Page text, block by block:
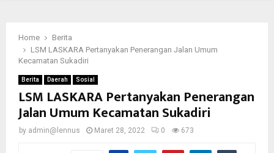
Home
Berita
LSM LASKARA Pertanyakan Penerangan Jalan Umum
Kecamatan Sukadiri
Berita Daerah Sosial
LSM LASKARA Pertanyakan Penerangan
Jalan Umum Kecamatan Sukadiri
by admin@lennus Maret 28, 2022 0 673